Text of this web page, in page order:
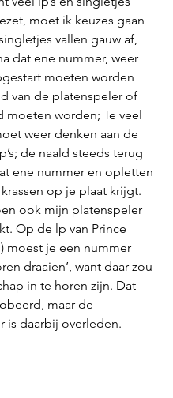
moet ik keuzes gaan
vallen gauw af,
dat ene nummer, weer
moeten worden
van de platenspeler of
moeten worden; Te veel
weer denken aan de
de naald steeds terug
ene nummer en opletten
op je plaat krijgt.
ook mijn platenspeler
Op de lp van Prince
moest je een nummer
draaien’, want daar zou
in te horen zijn. Dat
maar de
is daarbij overleden.